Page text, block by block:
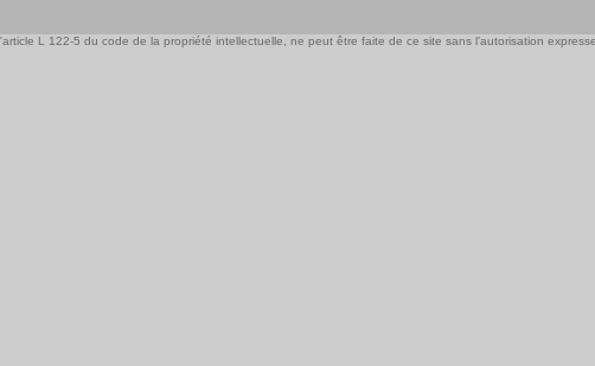
L 122-5 du code de la propriété intellectuelle, ne peut être faite de ce site sans l'autorisation